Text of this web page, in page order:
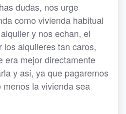
dudas, nos urge
como vivienda habitual
y nos echan, el
los alquileres tan caros,
era mejor directamente
y asi, ya que pagaremos
la vivienda sea